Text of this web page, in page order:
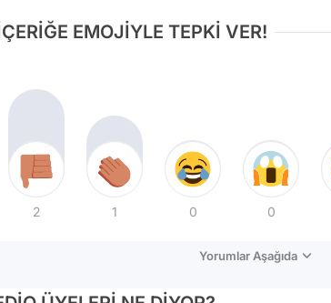
EMOJİYLE TEPKİ VER!
2 1 0 0
Yorumlar Aşağıda